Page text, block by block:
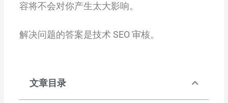
容将不会对你产生太大影响。
解决问题的答案是技术 SEO 审核。
文章目录